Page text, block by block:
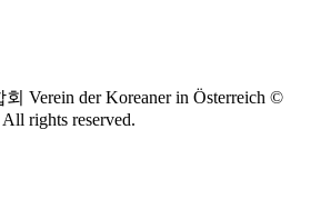
Verein der Koreaner in Österreich ©
All rights reserved.